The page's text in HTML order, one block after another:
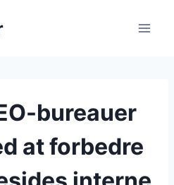
bureauer
at forbedre